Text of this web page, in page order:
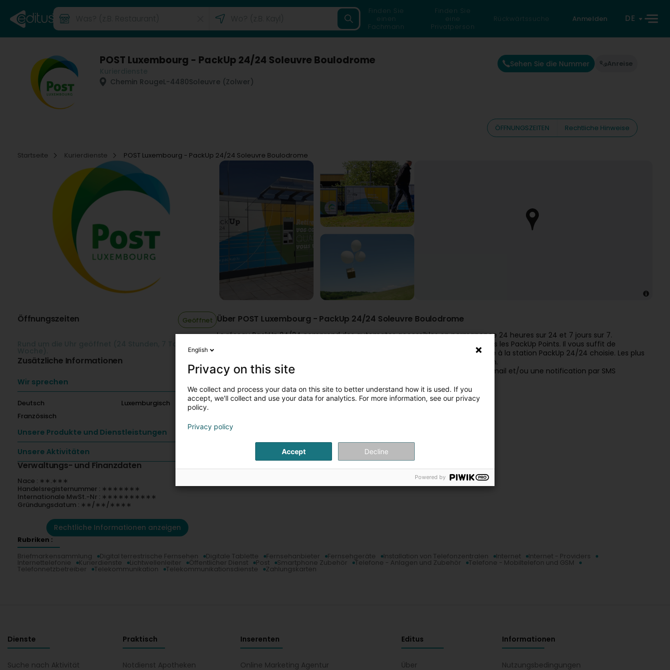
Finden Sie
einen
Fachmann
Finden Sie
eine
Privatperson
Rückwärtssuche Anmelden DE
POST Luxembourg - PackUp 24/24 Soleuvre Boulodrome
Chemin RougeL-4480Soleuvre (Zolwer)
Sehen Sie die Nummer Anreise
ÖFFNUNGSZEITEN Rechtliche Hinweise
Startseite Kurierdienste POST Luxembourg - PackUp 24/24 Soleuvre Boulodrome
Öffnungszeiten Geöffnet
Zusätzliche Informationen
Wir sprechen
Deutsch
Französisch
Luxemburgisch
Unsere Produkte und Dienstleistungen
Unsere Aktivitäten
Verwaltungs- und Finanzdaten
Nace : ∗∗.∗∗∗
Handelsregisternummer : ∗∗∗∗∗∗∗
Internationale MwSt.-Nr : ∗∗∗∗∗∗∗∗∗∗
Gründungsdatum : ∗∗/∗∗/∗∗∗∗
Rechtliche Informationen anzeigen
Über POST Luxembourg - PackUp 24/24 Soleuvre Boulodrome
Le réseau PackUp 24/24 comprend des automates accessibles en permanence 24 heures sur 24 et 7 jours sur 7.
Pour y faire livrer vos colis, la procédure est exactement la même que pour tous les PackUp Points. Il vous suffit de
mentionner votre adresse PackUp habituelle en spécifiant le code postal propre à la station PackUp 24/24 choisie. Les plus
grands compartiments PackUp 24/24 ont pour dimensions: 750 x 440 x 610 mm.
Lorsque votre colis est arrivé dans la station PackUp 24/24, vous recevez un e-mail et/ou une notification par SMS
Rubriken :
Briefmarkensammlung
Digital terrestrische Fernsehen Digitale Tablette Fernsehanbieter Fernsehgeräte Installation von Telefonzentralen Internet Internet - Providers
Internettelefonie Kurierdienste Lichtwellenleiter Öffentlicher Dienst Post Smartphone Zubehör Telefone - Anlagen und Zubehör Telefone - Mobiltelefon und GSM
Telefonnetzbetreiber Telekommunikation Telekommunikationsdienste Zahlungskarten
Dienste
Suche nach Aktivität
Praktisch
Notdienst Apotheken
Inserenten
Online Marketing Agentur
Editus
Über
Informationen
Nutzungsbedingungen
English
Privacy on this site
We collect and process your data on this site to better understand how it is used. If you
accept, we'll collect and use your data for analytics. For more information, see our privacy
policy.
Privacy policy
Accept Decline
Powered by